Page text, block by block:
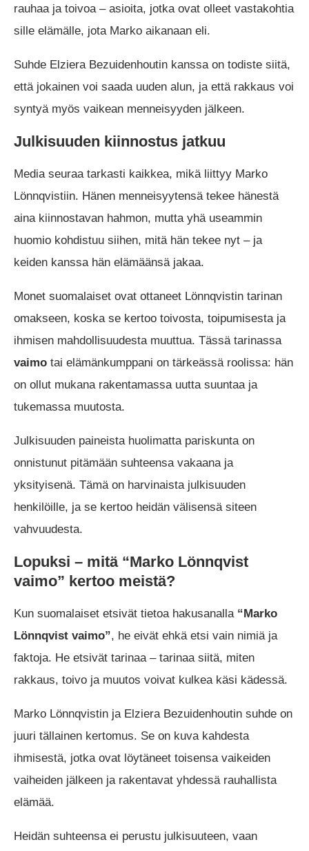
rauhaa ja toivoa – asioita, jotka ovat olleet vastakohtia
sille elämälle, jota Marko aikanaan eli.
Suhde Elziera Bezuidenhoutin kanssa on todiste siitä,
että jokainen voi saada uuden alun, ja että rakkaus voi
syntyä myös vaikean menneisyyden jälkeen.
Julkisuuden kiinnostus jatkuu
Media seuraa tarkasti kaikkea, mikä liittyy Marko
Lönnqvistiin. Hänen menneisyytensä tekee hänestä
aina kiinnostavan hahmon, mutta yhä useammin
huomio kohdistuu siihen, mitä hän tekee nyt – ja
keiden kanssa hän elämäänsä jakaa.
Monet suomalaiset ovat ottaneet Lönnqvistin tarinan
omakseen, koska se kertoo toivosta, toipumisesta ja
ihmisen mahdollisuudesta muuttua. Tässä tarinassa
vaimo tai elämänkumppani on tärkeässä roolissa: hän
on ollut mukana rakentamassa uutta suuntaa ja
tukemassa muutosta.
Julkisuuden paineista huolimatta pariskunta on
onnistunut pitämään suhteensa vakaana ja
yksityisenä. Tämä on harvinaista julkisuuden
henkilöille, ja se kertoo heidän välisensä siteen
vahvuudesta.
Lopuksi – mitä “Marko Lönnqvist
vaimo” kertoo meistä?
Kun suomalaiset etsivät tietoa hakusanalla “Marko
Lönnqvist vaimo”, he eivät ehkä etsi vain nimiä ja
faktoja. He etsivät tarinaa – tarinaa siitä, miten
rakkaus, toivo ja muutos voivat kulkea käsi kädessä.
Marko Lönnqvistin ja Elziera Bezuidenhoutin suhde on
juuri tällainen kertomus. Se on kuva kahdesta
ihmisestä, jotka ovat löytäneet toisensa vaikeiden
vaiheiden jälkeen ja rakentavat yhdessä rauhallista
elämää.
Heidän suhteensa ei perustu julkisuuteen, vaan